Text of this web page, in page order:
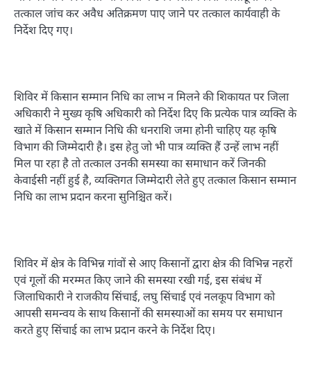
तत्काल जांच कर अवैध अतिक्रमण पाए जाने पर तत्काल कार्यवाही के
निर्देश दिए गए।
शिविर में किसान सम्मान निधि का लाभ न मिलने की शिकायत पर जिला
अधिकारी ने मुख्य कृषि अधिकारी को निर्देश दिए कि प्रत्येक पात्र व्यक्ति के
खाते में किसान सम्मान निधि की धनराशि जमा होनी चाहिए यह कृषि
विभाग की जिम्मेदारी है। इस हेतु जो भी पात्र व्यक्ति हैं उन्हें लाभ नहीं
मिल पा रहा है तो तत्काल उनकी समस्या का समाधान करें जिनकी
केवाईसी नहीं हुई है, व्यक्तिगत जिम्मेदारी लेते हुए तत्काल किसान सम्मान
निधि का लाभ प्रदान करना सुनिश्चित करें।
शिविर में क्षेत्र के विभिन्न गांवों से आए किसानों द्वारा क्षेत्र की विभिन्न नहरों
एवं गूलों की मरम्मत किए जाने की समस्या रखी गई, इस संबंध में
जिलाधिकारी ने राजकीय सिंचाई, लघु सिंचाई एवं नलकूप विभाग को
आपसी समन्वय के साथ किसानों की समस्याओं का समय पर समाधान
करते हुए सिंचाई का लाभ प्रदान करने के निर्देश दिए।